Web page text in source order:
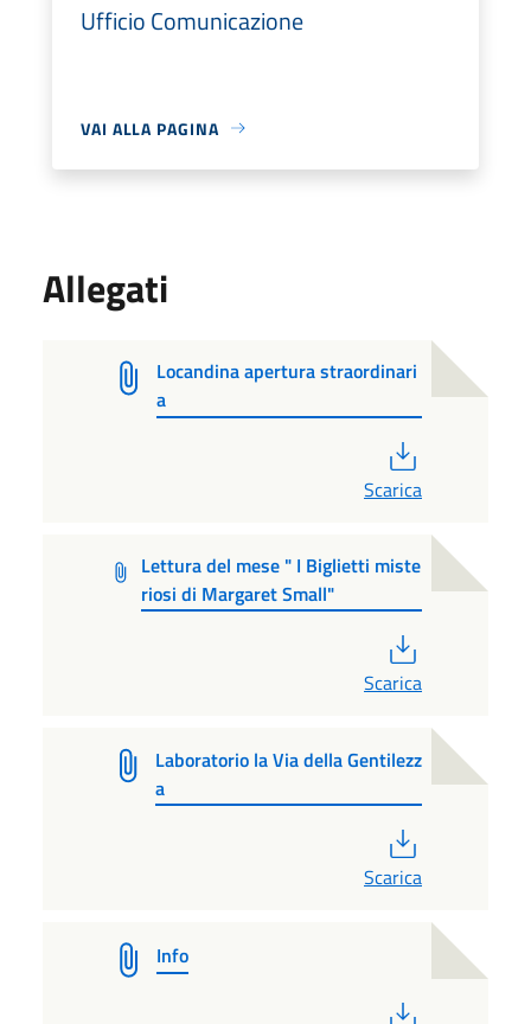
Ufficio Comunicazione
VAI ALLA PAGINA
Allegati
Locandina apertura straordinari
a
Scarica
Lettura del mese " I Biglietti miste
riosi di Margaret Small"
Scarica
Laboratorio la Via della Gentilezz
a
Scarica
Info